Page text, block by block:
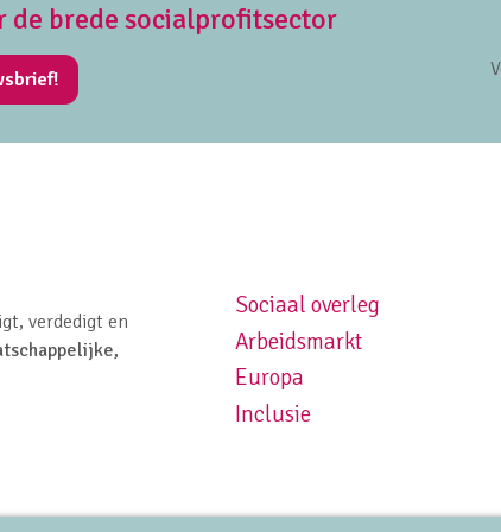
de brede socialprofitsector
verdedigt en
Footer navigation left
Sociaal overleg
Arbeidsmarkt
Europa
Inclusie